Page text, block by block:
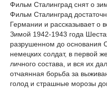
Фильм Сталинград снят о
Фильм Сталинград
Германии и рассказывает о
Зимой 1942-1943 года
разрушенном до основания
немецких солдат, в первой
личного состава, и вся их
отчаянная борьба за
голод и страшные морозы